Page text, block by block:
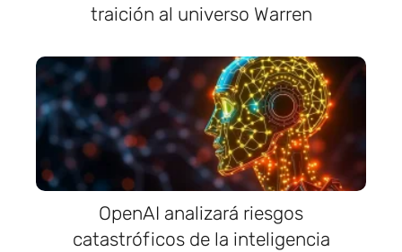
traición al universo Warren
OpenAI analizará riesgos
catastróficos de la inteligencia